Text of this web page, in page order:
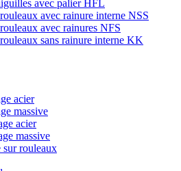
avec palier HFL
avec rainure interne NSS
avec rainures NFS
sans rainure interne KK
acier
massive
acier
massive
sur rouleaux